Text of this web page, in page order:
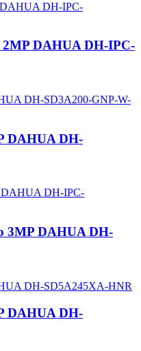
2MP DAHUA DH-IPC-
DAHUA DH-
3MP DAHUA DH-
DAHUA DH-